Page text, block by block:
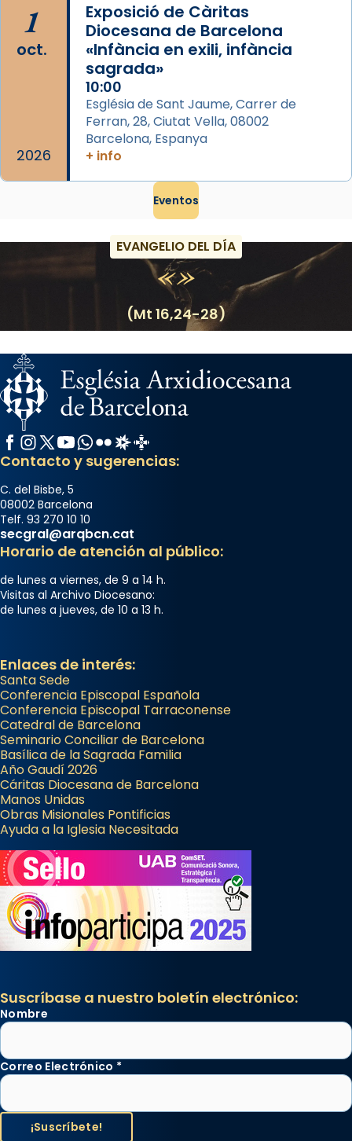
1
oct.
2026
Exposició de Càritas
Diocesana de Barcelona
«Infància en exili, infància
sagrada»
10:00
Església de Sant Jaume, Carrer de
Ferran, 28, Ciutat Vella, 08002
Barcelona, Espanya
+ info
Eventos
EVANGELIO DEL DÍA
(Mt 16,24-28)
Facebook
Instagram
X / Twitter
YouTube
WhatsApp
FlickrRadio Estel
Catalunya Cristiana
Contacto y sugerencias:
C. del Bisbe, 5
08002 Barcelona
Telf. 93 270 10 10
secgral@arqbcn.cat
Horario de atención al público:
de lunes a viernes, de 9 a 14 h.
Visitas al Archivo Diocesano:
de lunes a jueves, de 10 a 13 h.
Enlaces de interés:
Santa Sede
Conferencia Episcopal Española
Conferencia Episcopal Tarraconense
Catedral de Barcelona
Seminario Conciliar de Barcelona
Basílica de la Sagrada Familia
Año Gaudí 2026
Cáritas Diocesana de Barcelona
Manos Unidas
Obras Misionales Pontificias
Ayuda a la Iglesia Necesitada
Suscríbase a nuestro boletín electrónico:
Nombre
Correo Electrónico *